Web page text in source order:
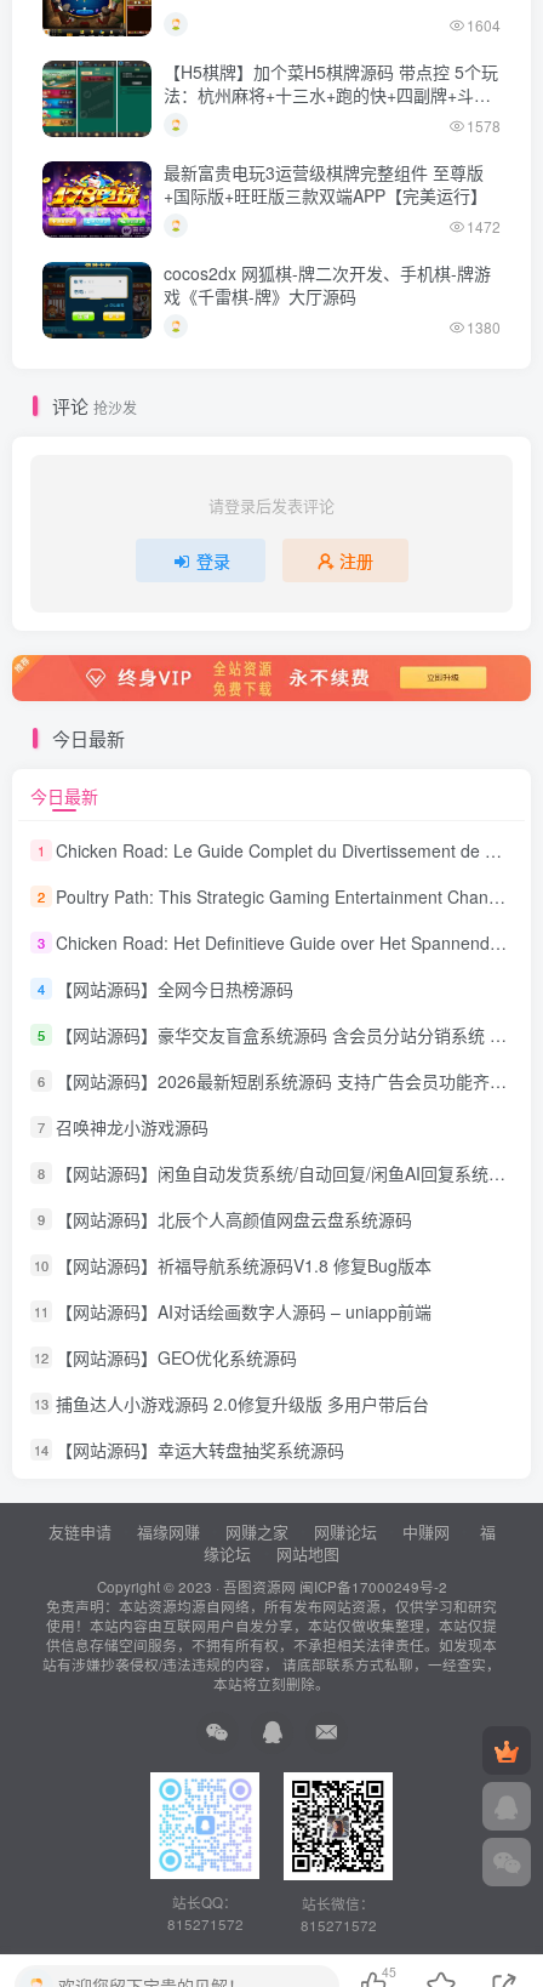
1604
【H5棋牌】加个菜H5棋牌源码 带点控 5个玩
法：杭州麻将+十三水+跑的快+四副牌+斗地
主
1578
最新富贵电玩3运营级棋牌完整组件 至尊版
+国际版+旺旺版三款双端APP【完美运行】
1472
cocos2dx 网狐棋-牌二次开发、手机棋-牌游
戏《千雷棋-牌》大厅源码
1380
评论 抢沙发
请登录后发表评论
登录 注册
今日最新
今日最新
1 Chicken Road: Le Guide Complet du Divertissement de Maison de Jeu Stratégique
2 Poultry Path: This Strategic Gaming Entertainment Changing Sequence Forecasting
3 Chicken Road: Het Definitieve Guide over Het Spannende Gokspel
4 【网站源码】全网今日热榜源码
5 【网站源码】豪华交友盲盒系统源码 含会员分站分销系统 可易支付
6 【网站源码】2026最新短剧系统源码 支持广告会员功能齐全短剧源码
7 召唤神龙小游戏源码
8 【网站源码】闲鱼自动发货系统/自动回复/闲鱼AI回复系统源码
9 【网站源码】北辰个人高颜值网盘云盘系统源码
10 【网站源码】祈福导航系统源码V1.8 修复Bug版本
11 【网站源码】AI对话绘画数字人源码 – uniapp前端
12 【网站源码】GEO优化系统源码
13 捕鱼达人小游戏源码 2.0修复升级版 多用户带后台
14 【网站源码】幸运大转盘抽奖系统源码
友链申请 福缘网赚 网赚之家 网赚论坛 中赚网
福
缘论坛
网站地图
Copyright © 2023 · 吾图资源网 闽ICP备17000249号-2
免责声明：本站资源均源自网络，所有发布网站资源，仅供学习和研究
使用！本站内容由互联网用户自发分享，本站仅做收集整理，本站仅提
供信息存储空间服务，不拥有所有权，不承担相关法律责任。如发现本
站有涉嫌抄袭侵权/违法违规的内容， 请底部联系方式私聊，一经查实，
本站将立刻删除。
站长QQ：
815271572
站长微信：
815271572
45